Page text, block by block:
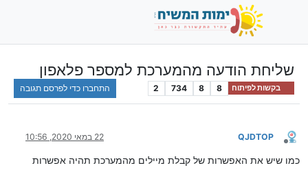
שליחת הודעה מהמערכת למספר פלאפון
בקשות לפיתוח 8
8
734
2 התחברו כדי לפרסם תגובה
מנותק
QJDTOP 22 במאי 2020, 10:56
כמו שיש את האפשרות של קבלת מיילים מהמערכת תהיה אפשרות